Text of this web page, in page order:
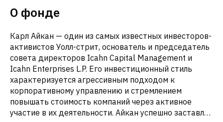
О фонде
Карл Айкан — один из самых известных инвесторов-
активистов Уолл-стрит, основатель и председатель
совета директоров Icahn Capital Management и
Icahn Enterprises L.P. Его инвестиционный стиль
характеризуется агрессивным подходом к
корпоративному управлению и стремлением
повышать стоимость компаний через активное
участие в их деятельности. Айкан успешно заставлял